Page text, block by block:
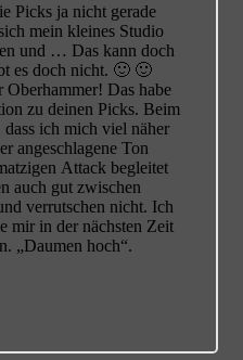
Picks ja nicht gerade
mein kleines Studio
und … Das kann doch
es doch nicht. 🙂 🙂
Das habe
zu deinen Picks. Beim
ich mich viel näher
angeschlagene Ton
Attack begleitet
auch gut zwischen
verrutschen nicht. Ich
mir in der nächsten Zeit
„Daumen hoch“.